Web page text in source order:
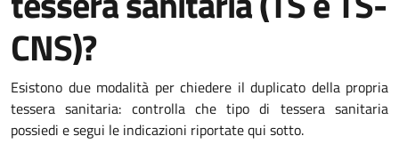
CNS)?
Esistono due modalità per chiedere il duplicato della propria
tessera sanitaria: controlla che tipo di tessera sanitaria
possiedi e segui le indicazioni riportate qui sotto.